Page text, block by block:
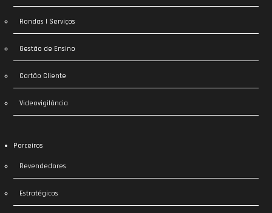
Rondas | Serviços
Gestão de Ensino
Cartão Cliente
Videovigilância
Parceiros
Revendedores
Estratégicos